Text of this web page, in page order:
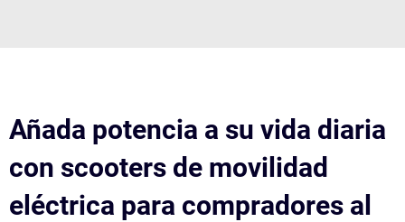
Añada potencia a su vida diaria
con scooters de movilidad
eléctrica para compradores al